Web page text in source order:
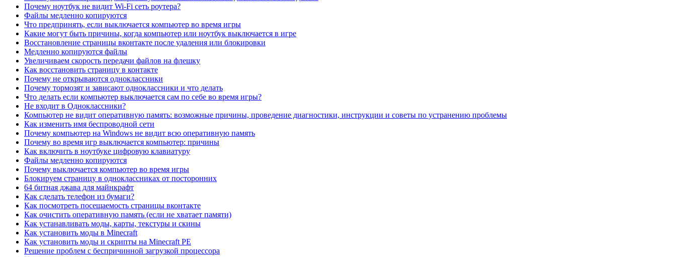
Почему ноутбук не видит Wi-Fi сеть роутера?
Файлы медленно копируются
Что предпринять, если выключается компьютер во время игры
Какие могут быть причины, когда компьютер или ноутбук выключается в игре
Восстановление страницы вконтакте после удаления или блокировки
Медленно копируются файлы
Увеличиваем скорость передачи файлов на флешку
Как восстановить страницу в контакте
Почему не открываются одноклассники
Почему тормозят и зависают одноклассники и что делать
Что делать если компьютер выключается сам по себе во время игры?
Не входит в Одноклассники?
Компьютер не видит оперативную память: возможные причины, проведение диагностики, инструкции и советы по устранению проблемы
Как изменить имя беспроводной сети
Почему компьютер на Windows не видит всю оперативную память
Почему во время игр выключается компьютер: причины
Как включить в ноутбуке цифровую клавиатуру
Файлы медленно копируются
Почему выключается компьютер во время игры
Блокируем страницу в одноклассниках от посторонних
64 битная джава для майнкрафт
Как сделать телефон из бумаги?
Как посмотреть посещаемость страницы вконтакте
Как очистить оперативную память (если не хватает памяти)
Как устанавливать моды, карты, текстуры и скины
Как установить моды в Minecraft
Как установить моды и скрипты на Minecraft PE
Решение проблем с беспричинной загрузкой процессора